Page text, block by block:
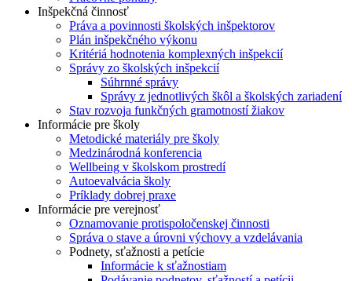
Inšpekčná činnosť
Práva a povinnosti školských inšpektorov
Plán inšpekčného výkonu
Kritériá hodnotenia komplexných inšpekcií
Správy zo školských inšpekcií
Súhrnné správy
Správy z jednotlivých škôl a školských zariadení
Stav rozvoja funkčných gramotností žiakov
Informácie pre školy
Metodické materiály pre školy
Medzinárodná konferencia
Wellbeing v školskom prostredí
Autoevalvácia školy
Príklady dobrej praxe
Informácie pre verejnosť
Oznamovanie protispoločenskej činnosti
Správa o stave a úrovni výchovy a vzdelávania
Podnety, sťažnosti a petície
Informácie k sťažnostiam